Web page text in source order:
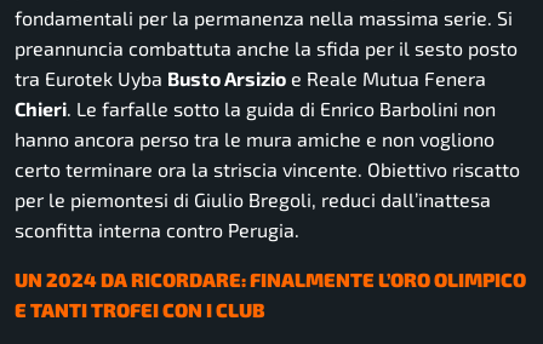
fondamentali per la permanenza nella massima serie. Si
preannuncia combattuta anche la sfida per il sesto posto
tra Eurotek Uyba Busto Arsizio e Reale Mutua Fenera
Chieri . Le farfalle sotto la guida di Enrico Barbolini non
hanno ancora perso tra le mura amiche e non vogliono
certo terminare ora la striscia vincente. Obiettivo riscatto
per le piemontesi di Giulio Bregoli, reduci dall’inattesa
sconfitta interna contro Perugia.
UN 2024 DA RICORDARE: FINALMENTE L’ORO OLIMPICO
E TANTI TROFEI CON I CLUB